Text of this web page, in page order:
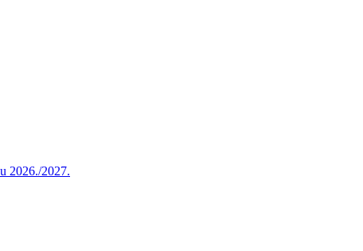
2026./2027.